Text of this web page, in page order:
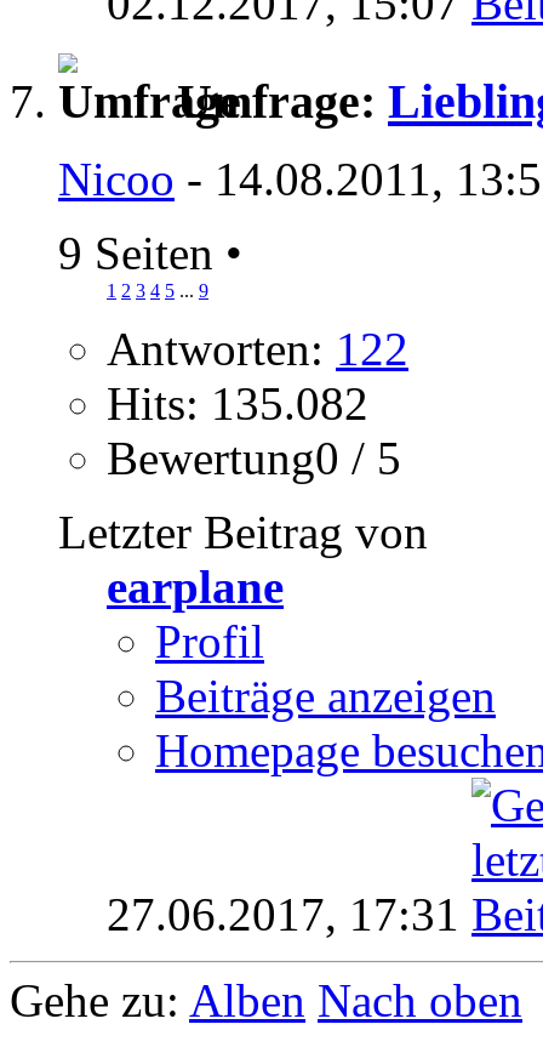
Umfrage:
Nicoo - 14.08.2011,
9 Seiten •
1 2 3 4 5 ... 9
Antworten: 122
Hits: 135.082
Bewertung0 / 5
Letzter Beitrag von
earplane
Profil
Beiträge anzeigen
Homepage
27.06.2017, 17:31
Gehe zu: Alben Nach oben